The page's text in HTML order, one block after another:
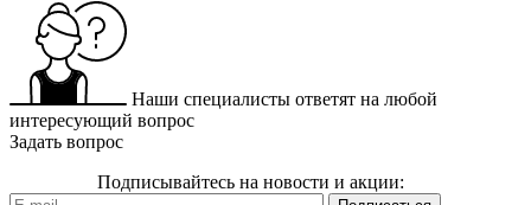
Наши специалисты ответят на любой
интересующий вопрос
Задать вопрос
Подписывайтесь на новости и акции: